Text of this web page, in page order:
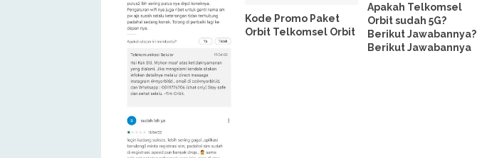
Kode Promo Paket
Orbit Telkomsel Orbit
Apakah Telkomsel
Orbit sudah 5G?
Berikut Jawabannya?
Berikut Jawabannya